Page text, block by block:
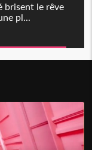
brisent le rêve
pl...